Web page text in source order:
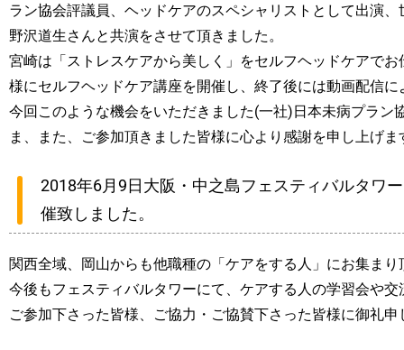
ラン協会評議員、ヘッドケアのスペシャリストとして出演
野沢道生さんと共演をさせて頂きました。
宮崎は「ストレスケアから美しく」をセルフヘッドケアで
様にセルフヘッドケア講座を開催し、終了後には動画配信
今回このような機会をいただきました(一社)日本未病プラ
ま、また、ご参加頂きました皆様に心より感謝を申し上げま
2018年6月9日大阪・中之島フェスティバルタワ
催致しました。
関西全域、岡山からも他職種の「ケアをする人」にお集まり
今後もフェスティバルタワーにて、ケアする人の学習会や
ご参加下さった皆様、ご協力・ご協賛下さった皆様に御礼申